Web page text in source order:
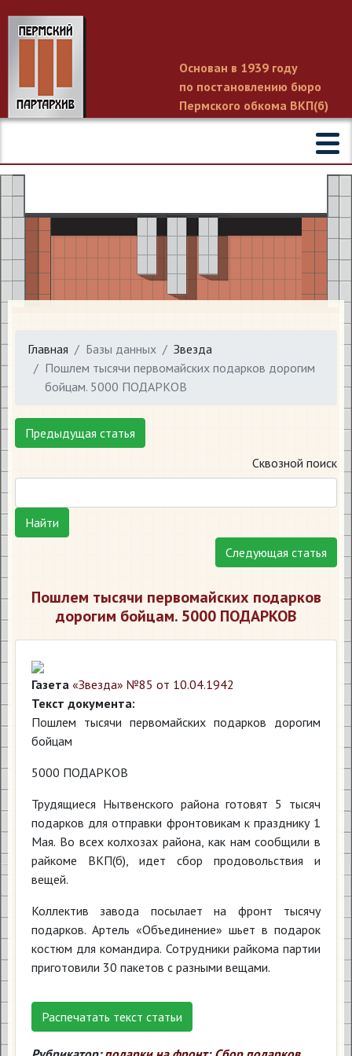
Основан в 1939 году
по постановлению бюро
Пермского обкома ВКП(б)
Главная Базы данных
Звезда
Пошлем тысячи первомайских подарков дорогим
бойцам. 5000 ПОДАРКОВ
Предыдущая статья
Сквозной поиск
Найти
Следующая статья
Пошлем тысячи первомайских подарков
дорогим бойцам. 5000 ПОДАРКОВ
Газета «Звезда» №85 от 10.04.1942
Текст документа:
Пошлем тысячи первомайских подарков дорогим
бойцам
5000 ПОДАРКОВ
Трудящиеся Нытвенского района готовят 5 тысяч
подарков для отправки фронтовикам к празднику 1
Мая. Во всех колхозах района, как нам сообщили в
райкоме ВКП(б), идет сбор продовольствия и
вещей.
Коллектив завода посылает на фронт тысячу
подарков. Артель «Объединение» шьет в подарок
костюм для командира. Сотрудники райкома партии
приготовили 30 пакетов с разными вещами.
Распечатать текст статьи